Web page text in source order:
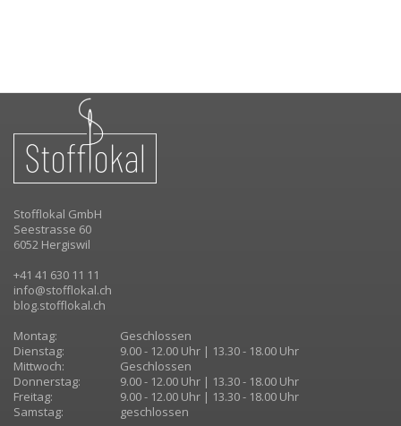
Stofflokal GmbH
Seestrasse 60
6052 Hergiswil
+41 41 630 11 11
info@stofflokal.ch
blog.stofflokal.ch
Montag:
Geschlossen
Dienstag:
9.00 - 12.00 Uhr | 13.30 - 18.00 Uhr
Mittwoch:
Geschlossen
Donnerstag:
9.00 - 12.00 Uhr | 13.30 - 18.00 Uhr
Freitag:
9.00 - 12.00 Uhr | 13.30 - 18.00 Uhr
Samstag:
geschlossen